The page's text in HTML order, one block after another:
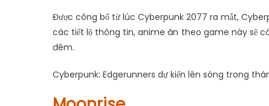
Được công bố từ lúc Cyberpunk 2077 ra mắt,
các tiết lộ thông tin, anime ăn theo game này sẽ
đêm.
Cyberpunk: Edgerunners dự kiến ​​lên sóng trong